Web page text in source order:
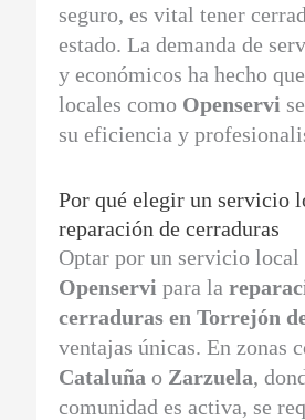
seguro, es vital tener
estado. La demanda de
y económicos ha hecho
locales como Openservi
su eficiencia y
Por qué elegir un servicio
reparación de cerraduras
Optar por un servicio local
Openservi para la
cerraduras en Torrejón
ventajas únicas. En zonas
Cataluña o Zarzuela,
comunidad es activa, se